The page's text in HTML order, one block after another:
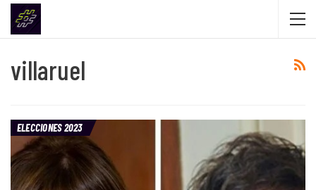
villaruel
ELECCIONES 2023